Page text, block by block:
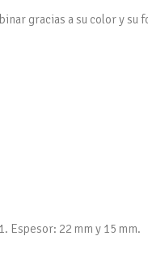
gracias a su color y su
Espesor: 22 mm y 15 mm.